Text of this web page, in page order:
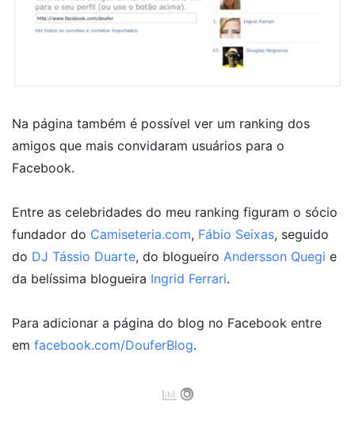
Na página também é possível ver um ranking dos
amigos que mais convidaram usuários para o
Facebook.
Entre as celebridades do meu ranking figuram o sócio
fundador do Camiseteria.com, Fábio Seixas, seguido
do DJ Tássio Duarte, do blogueiro Andersson Quegi e
da belíssima blogueira Ingrid Ferrari.
Para adicionar a página do blog no Facebook entre
em facebook.com/DouferBlog.